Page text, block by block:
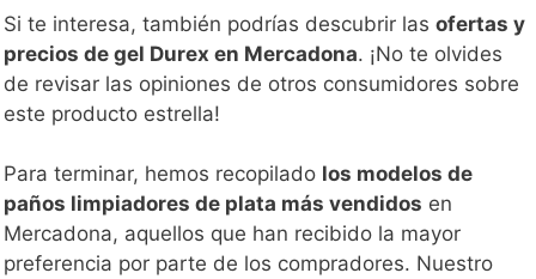
Si te interesa, también podrías descubrir las ofertas y
precios de gel Durex en Mercadona. ¡No te olvides
de revisar las opiniones de otros consumidores sobre
este producto estrella!
Para terminar, hemos recopilado los modelos de
paños limpiadores de plata más vendidos en
Mercadona, aquellos que han recibido la mayor
preferencia por parte de los compradores. Nuestro